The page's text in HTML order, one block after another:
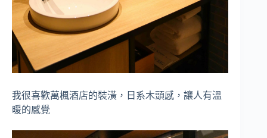
我很喜歡萬楓酒店的裝潢，日系木頭感，讓人有溫
暖的感覺